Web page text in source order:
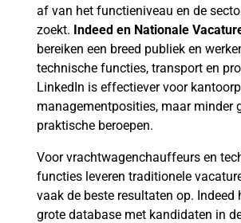
af van het functieniveau en de
zoekt. Indeed en Nationale
bereiken een breed publiek en
technische functies, transport en
LinkedIn is effectiever voor
managementposities, maar minder
praktische beroepen.
Voor vrachtwagenchauffeurs en
functies leveren traditionele
vaak de beste resultaten op. Indeed
grote database met kandidaten in